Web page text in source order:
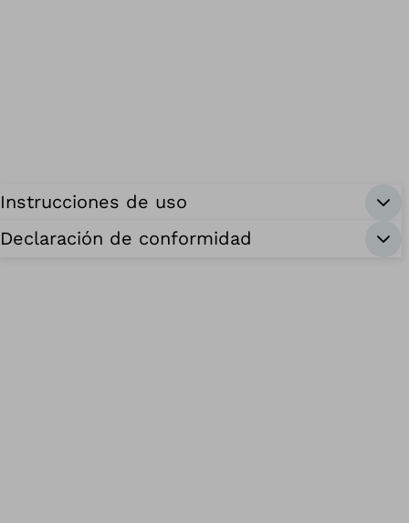
Instrucciones de uso
Declaración de conformidad